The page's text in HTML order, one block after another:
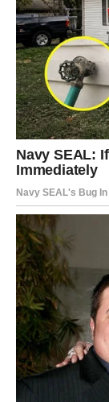
perioda i
Bićete među
okrenula u
Poruka
Ne sumnjajte u
čekanja se
Kraj proljeća
ostvarenja želja
Zvijezde
period čekanja,
konačno
Posebno se
najveće radosti,
obilježiti